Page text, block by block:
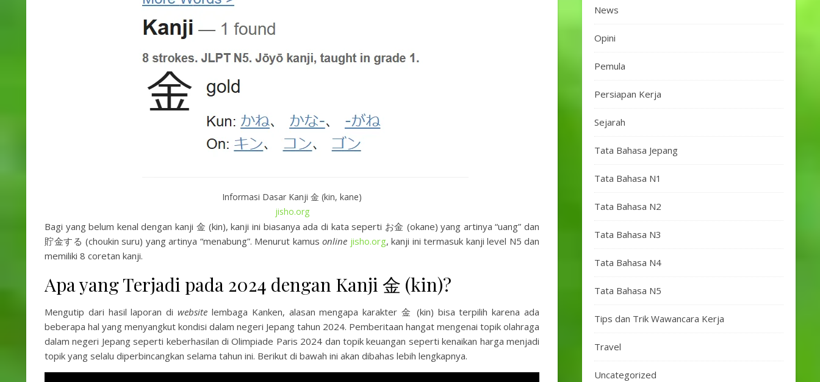
Informasi Dasar Kanji 金 (kin, kane)
jisho.org
Bagi yang belum kenal dengan kanji 金 (kin), kanji ini biasanya ada di kata seperti お金 (okane) yang artinya “uang” dan
貯金する (choukin suru) yang artinya “menabung”. Menurut kamus online jisho.org, kanji ini termasuk kanji level N5 dan
memiliki 8 coretan kanji.
Apa yang Terjadi pada 2024 dengan Kanji 金 (kin)?
Mengutip dari hasil laporan diwebsite lembaga Kanken, alasan mengapa karakter 金 (kin) bisa terpilih karena ada
beberapa hal yang menyangkut kondisi dalam negeri Jepang tahun 2024. Pemberitaan hangat mengenai topik olahraga
dalam negeri Jepang seperti keberhasilan di Olimpiade Paris 2024 dan topik keuangan seperti kenaikan harga menjadi
topik yang selalu diperbincangkan selama tahun ini. Berikut di bawah ini akan dibahas lebih lengkapnya.
News
Opini
Pemula
Persiapan Kerja
Sejarah
Tata Bahasa Jepang
Tata Bahasa N1
Tata Bahasa N2
Tata Bahasa N3
Tata Bahasa N4
Tata Bahasa N5
Tips dan Trik Wawancara Kerja
Travel
Uncategorized